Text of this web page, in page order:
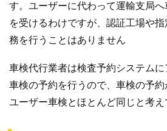
す。ユーザーに代わって運輸支局
を受けるわけですが、認証工場や
務を行うことはありません
車検代行業者は検査予約システム
車検の予約を行うので、車検の予
ユーザー車検とほとんど同じと考え